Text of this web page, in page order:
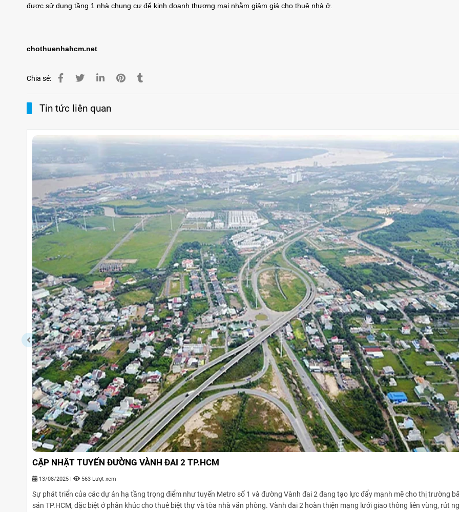
được sử dụng tầng 1 nhà chung cư để kinh doanh thương mại nhằm giảm giá cho thuê nhà ở.
chothuenhahcm.net
Chia sẻ:
Tin tức liên quan
CẬP NHẬT TUYẾN ĐƯỜNG VÀNH ĐAI 2 TP.HCM
13/08/2025 | 563 Lượt xem
Sự phát triển của các dự án hạ tầng trọng điểm như tuyến Metro số 1 và đường Vành đai 2 đang tạo lực đẩy mạnh mẽ cho thị trường
sản TP.HCM, đặc biệt ở phân khúc cho thuê biệt thự và tòa nhà văn phòng. Vành đai 2 hoàn thiện mạng lưới giao thông liên vùng, rút